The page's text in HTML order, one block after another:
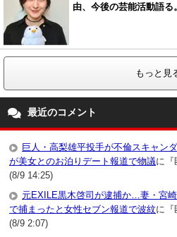
由、今後の芸能活動語
もっと見
最近のコメント
巨人・高梨雄平投手が不倫スキャン
が美女とのお泊りデート報道で物議に『
(8/9 14:25)
元EXILE黒木啓司が逮捕か…妻・宮
で捕まったと女性セブン報道で波紋に『
(8/9 2:07)